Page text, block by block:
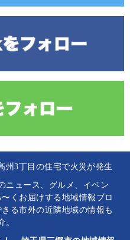
州3丁目の住宅で火災が発生
ニュース、グルメ、イベン
くお届けする地域情報ブロ
る市外の近隣地域の情報も
。